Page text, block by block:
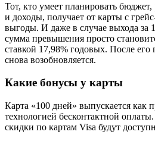
Тот, кто умеет планировать бюджет,
и доходы, получает от карты с
выгоды. И даже в случае выхода за
сумма превышения просто
ставкой 17,98% годовых. После
снова возобновляется.
Какие бонусы у карты
Карта «100 дней» выпускается как
технологией бесконтактной
скидки по картам Visa будут